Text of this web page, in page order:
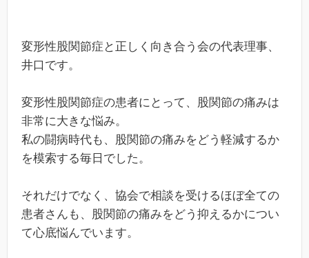
変形性股関節症と正しく向き合う会の代表理事、
井口です。
変形性股関節症の患者にとって、股関節の痛みは
非常に大きな悩み。
私の闘病時代も、股関節の痛みをどう軽減するか
を模索する毎日でした。
それだけでなく、協会で相談を受けるほぼ全ての
患者さんも、股関節の痛みをどう抑えるかについ
て心底悩んでいます。